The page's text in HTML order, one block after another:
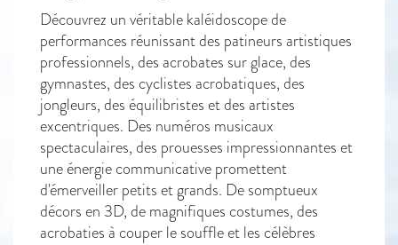
Découvrez un véritable kaléidoscope de
performances réunissant des patineurs artistiques
professionnels, des acrobates sur glace, des
gymnastes, des cyclistes acrobatiques, des
jongleurs, des équilibristes et des artistes
excentriques. Des numéros musicaux
spectaculaires, des prouesses impressionnantes et
une énergie communicative promettent
d'émerveiller petits et grands. De somptueux
décors en 3D, de magnifiques costumes, des
acrobaties à couper le souffle et les célèbres